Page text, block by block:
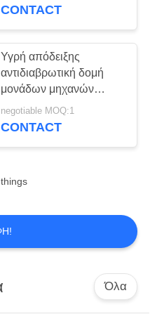
μονάδα
15
αποταμίευσης
CONTACT
Υγρή απόδειξης
αντιδιαβρωτική δομή
μονάδων μηχανών
εξατμιστική
συμπυκνώνοντας
negotiable MOQ:1
CONTACT
Όλα